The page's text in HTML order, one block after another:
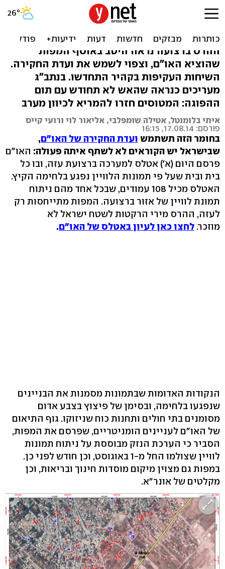
אטלס צוק איתן: נקודה
אדומה - נזק לבית
ההרס ברצועה נראה היטב באוסף המפות
שהוציא האו"ם, וצפוי לשמש את ועדת החקירה.
השיחות העקיפות בקהיר התחדשו. בנתב"ג
מעריכים כנראה שהאש לא תחודש עם תום
ההפוגה: המטוסים חזרו להמריא לכיוון מערב
איתי בלומנטל, אטילה שומפלבי, אליאור לוי ורועי קייס
פורסם: 17.08.14, 16:15
בחומר הזה תשתמש ועדת החקירה של האו"ם,
שבישראל יש הקוראים לא לשתף איתה פעולה: האו"ם
פרסם היום (א') אטלס למערכה ברצועת עזה, ובו כל
בית ובית שעל פי תמונות הלוויין נפגע בלחימה הקיץ.
האטלס מכיל 108 עמודים, שבכל אחד מהם ניתוח
תמונת לוויין של אזור ברצועה. המפות מתייחסות רק
לעזה, ההרס מירי הרקטות לשטח ישראל לא
מוזכר. לחצו כאן לעיון באטלס של האו"ם.
הנקודות האדומות שבתמונות מסמנות את הבניינים
שנפגעו בלחימה, ובסימן של פיצוץ בצבע אדום
מסומנים בתי חולים ותחנות כוח שניזוקו. גוף התיאום
של האו"ם לעניינים הומניטריים, שפרסם את המפות,
הסביר כי הערכת הנזק מבוססת על ניתוח תמונות
לוויין שצולמו החל מ-1 באוגוסט, וכן חודש לפני כן.
במפות גם מצוין מיקום מוסדות חינוך ובריאות, וכן
מקלטים של אונר"א.